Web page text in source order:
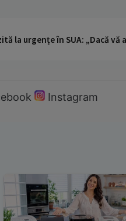
la urgențe în SUA: „Dacă
Instagram